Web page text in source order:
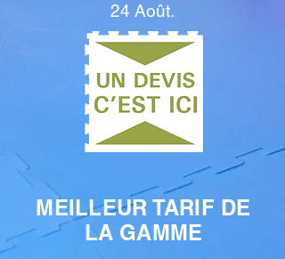
24 Août.
MEILLEUR TARIF DE
LA GAMME